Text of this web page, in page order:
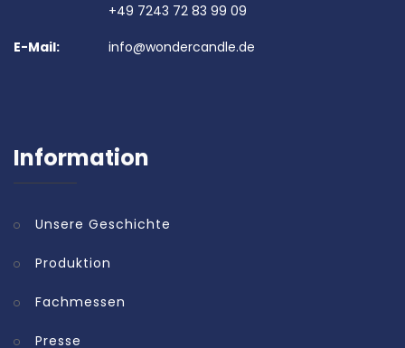
+49 7243 72 83 99 09
E-Mail:
info@wondercandle.de
Information
Unsere Geschichte
Produktion
Fachmessen
Presse